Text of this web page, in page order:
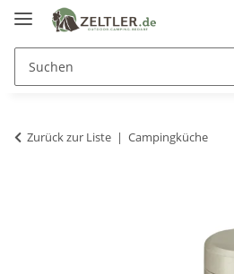
Zurück zur Liste Campingküche